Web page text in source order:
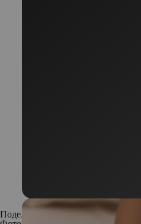
Поделиться: